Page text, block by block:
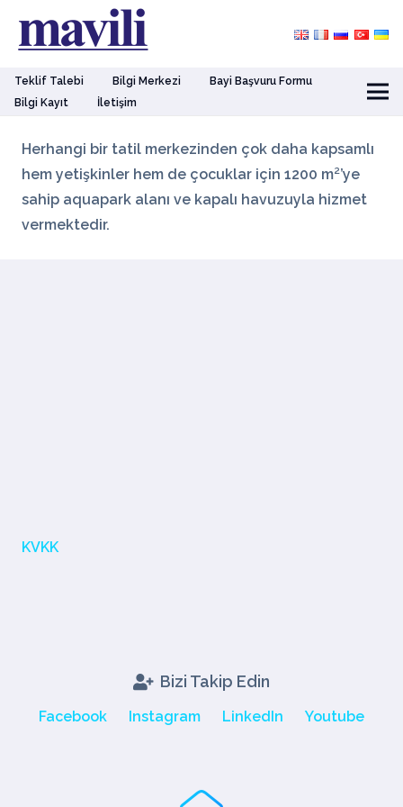
Teklif Talebi Bilgi Merkezi
Bayi Başvuru Formu
Bilgi Kayıt
İletişim
Herhangi bir tatil merkezinden çok daha kapsamlı
hem yetişkinler hem de çocuklar için 1200 m²’ye
sahip aquapark alanı ve kapalı havuzuyla hizmet
vermektedir.
KVKK
Bizi Takip Edin
Facebook Instagram LinkedIn Youtube